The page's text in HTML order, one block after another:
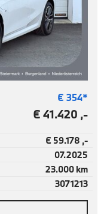
€ 354*
€ 41.420 ,-
€ 59.178 ,-
07.2025
23.000 km
3071213